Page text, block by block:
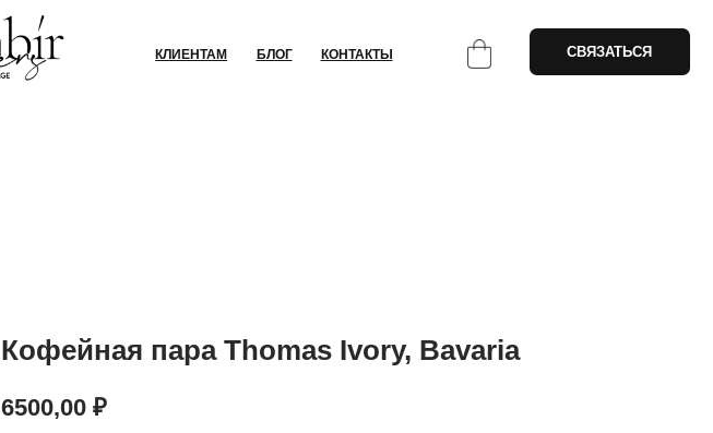
БЛОГ КОНТАКТЫ СВЯЗАТЬСЯ
Кофейная пара Thomas Ivory, Bavaria
6500,00 ₽